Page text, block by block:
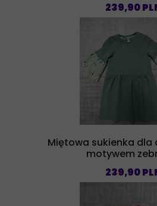
239,90
Miętowa sukienka dla
motywem
239,90